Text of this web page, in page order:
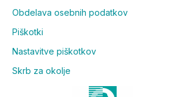
Kakšne koristi ima
Kreatin povečuje telesne
kratkotrajnih vajah visoke
Obdelava osebnih podatkov
Piškotki
Nastavitve piškotkov
Skrb za okolje